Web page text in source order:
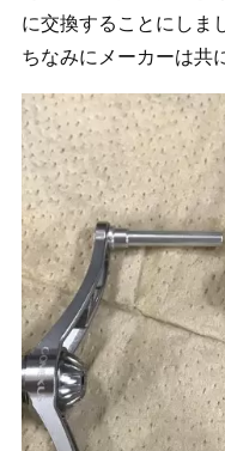
に交換することにしま
ちなみにメーカーは共